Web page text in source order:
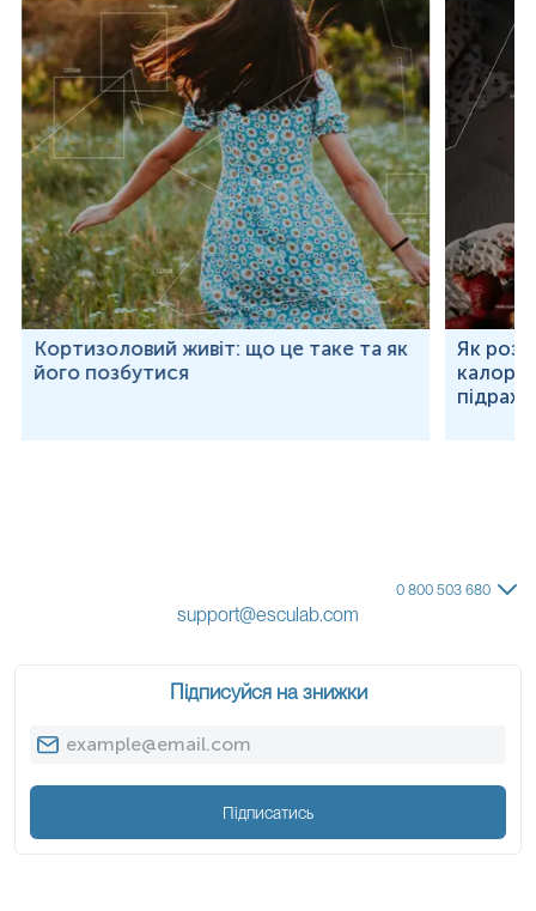
Кортизоловий живіт: що це таке та як
його позбутися
Як
0 800 503 680
support@esculab.com
Підписуйся на знижки
Підписатись